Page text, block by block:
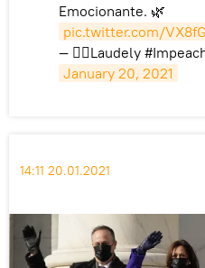
Emocionante. 🌿
pic.twitter.com/
— 🏳️‍🌈Laudely
January 20, 2021
14:11 20.01.2021